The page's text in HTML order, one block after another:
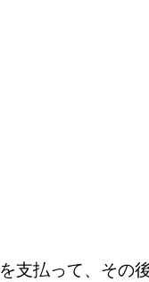
支払って、その